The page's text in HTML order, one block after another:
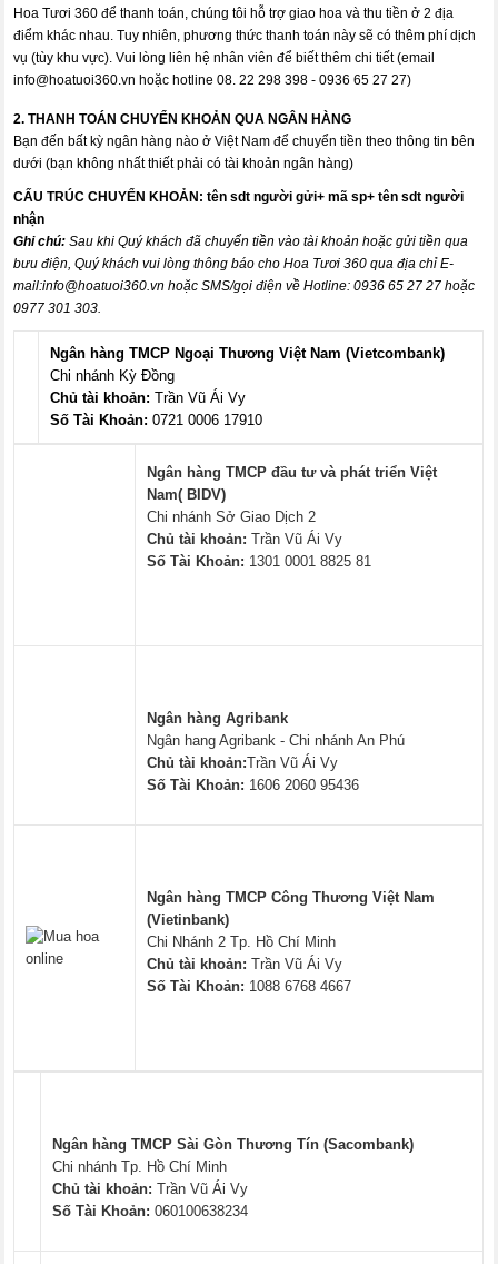
Hoa Tươi 360 để thanh toán, chúng tôi hỗ trợ giao hoa và thu tiền ở 2 địa
điểm khác nhau. Tuy nhiên, phương thức thanh toán này sẽ có thêm phí dịch
vụ (tùy khu vực). Vui lòng liên hệ nhân viên để biết thêm chi tiết (email
info@hoatuoi360.vn hoặc hotline 08. 22 298 398 - 0936 65 27 27)
2. THANH TOÁN CHUYỂN KHOẢN QUA NGÂN HÀNG
Bạn đến bất kỳ ngân hàng nào ở Việt Nam để chuyển tiền theo thông tin bên
dưới (bạn không nhất thiết phải có tài khoản ngân hàng)
CẤU TRÚC CHUYỂN KHOẢN:tên sdt người gửi+ mã sp+ tên sdt người
nhận
Ghi chú:Sau khi Quý khách đã chuyển tiền vào tài khoản hoặc gửi tiền qua
bưu điện, Quý khách vui lòng thông báo cho Hoa Tươi 360 qua địa chỉ E-
mail:info@hoatuoi360.vn hoặc SMS/gọi điện về Hotline: 0936 65 27 27 hoặc
0977 301 303.
Ngân hàng TMCP Ngoại Thương Việt Nam (Vietcombank)
Chi nhánh Kỳ Đồng
Chủ tài khoản: Trần Vũ Ái Vy
Số Tài Khoản: 0721 0006 17910
Ngân hàng TMCP đầu tư và phát triển Việt
Nam( BIDV)
Chi nhánh Sở Giao Dịch 2
Chủ tài khoản: Trần Vũ Ái Vy
Số Tài Khoản: 1301 0001 8825 81
Ngân hàng Agribank
Ngân hang Agribank - Chi nhánh An Phú
Chủ tài khoản:Trần Vũ Ái Vy
Số Tài Khoản: 1606 2060 95436
Ngân hàng TMCP Công Thương Việt Nam
(Vietinbank)
Chi Nhánh 2 Tp. Hồ Chí Minh
Chủ tài khoản: Trần Vũ Ái Vy
Số Tài Khoản: 1088 6768 4667
Ngân hàng TMCP Sài Gòn Thương Tín (Sacombank)
Chi nhánh Tp. Hồ Chí Minh
Chủ tài khoản: Trần Vũ Ái Vy
Số Tài Khoản: 060100638234